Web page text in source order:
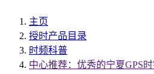
主页
授时产品目录
时频科普
中心推荐：优秀的宁夏GPS时